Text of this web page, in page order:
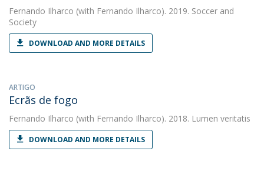
Fernando Ilharco (with Fernando Ilharco). 2019. Soccer and
Society
DOWNLOAD AND MORE DETAILS
ARTIGO
Ecrãs de fogo
Fernando Ilharco (with Fernando Ilharco). 2018. Lumen veritatis
DOWNLOAD AND MORE DETAILS